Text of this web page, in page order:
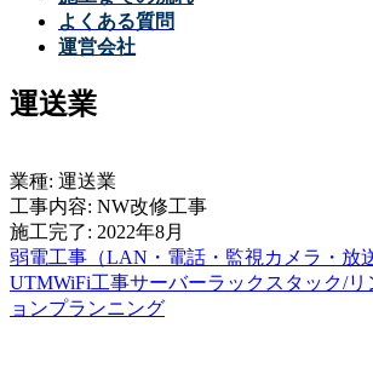
よくある質問
運営会社
運送業
業種: 運送業
工事内容: NW改修工事
施工完了: 2022年8月
弱電工事（LAN・電話・監視カメラ・放
UTMWiFi工事サーバーラック スタック/
ョンプランニング